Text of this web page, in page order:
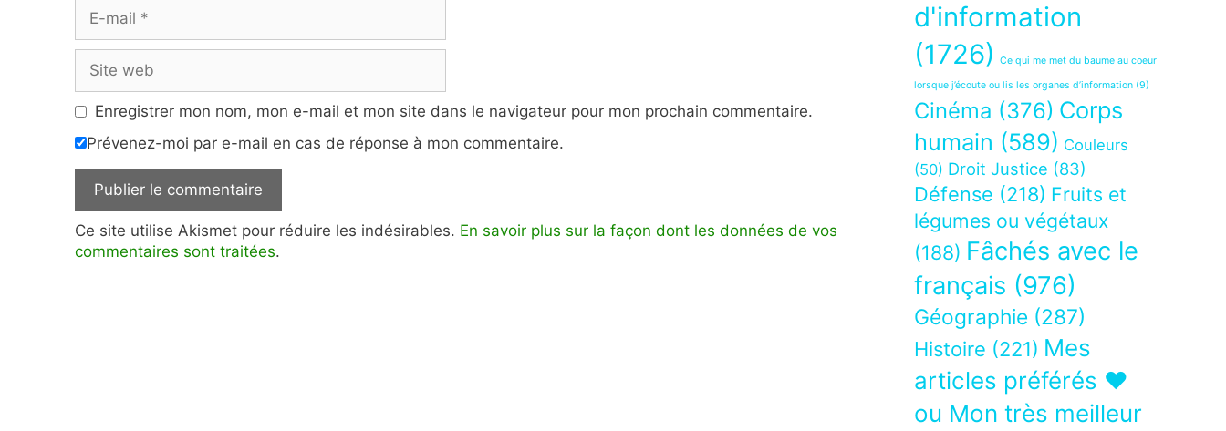
mail
web
Enregistrer mon nom, mon e-mail et mon site dans le navigateur pour mon prochain commentaire.
Prévenez-moi par e-mail en cas de réponse à mon commentaire.
Ce site utilise Akismet pour réduire les indésirables. En savoir plus sur la façon dont les données de vos
commentaires sont traitées.
d'information
(1726)
Ce qui me met du baume au coeur
lorsque j’écoute ou lis les organes d’information (9)
Cinéma (376) Corps
humain (589) Couleurs
(50) Droit Justice (83)
Défense (218) Fruits et
légumes ou végétaux
(188) Fâchés avec le
français (976)
Géographie (287)
Histoire (221) Mes
articles préférés ❤
ou Mon très meilleur